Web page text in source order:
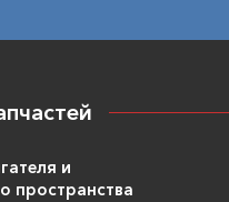
и
пространства